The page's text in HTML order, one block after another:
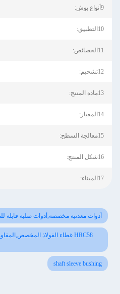
9أنواع بوش:
10التطبيق:
11الخصائص:
12تشحيم:
13مادة المنتج:
14المعيار:
15معالجة السطح:
16شكل المنتج:
17الميناء:
أدوات معدنية مخصصة,أدوات صلبة قابلة
shaft sleeve bushing